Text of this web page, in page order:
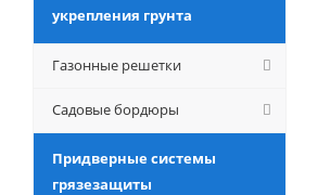
укрепления грунта
Газонные решетки
Садовые бордюры
Придверные системы
грязезащиты